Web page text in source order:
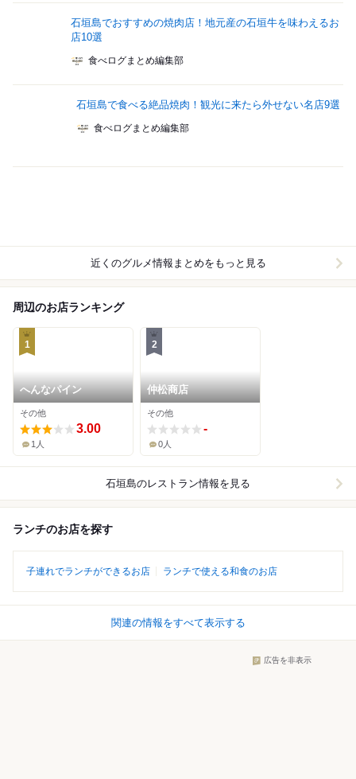
石垣島でおすすめの焼肉店！地元産の石垣牛を味わえるお
店10選
食べログまとめ編集部
石垣島で食べる絶品焼肉！観光に来たら外せない名店9選
食べログまとめ編集部
近くのグルメ情報まとめをもっと見る
周辺のお店ランキング
1
へんなパイン
その他
3.00
1人
2
仲松商店
その他
-
0人
石垣島のレストラン情報を見る
ランチのお店を探す
子連れでランチができるお店 ランチで使える和食のお店
関連の情報をすべて表示する
広告を非表示